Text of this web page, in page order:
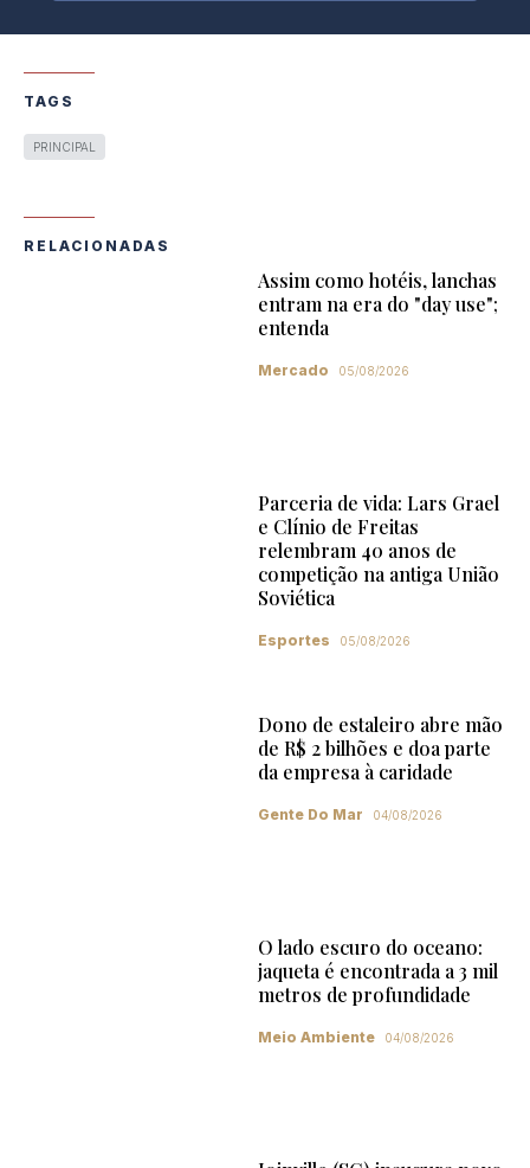
TAGS
PRINCIPAL
RELACIONADAS
Assim como hotéis, lanchas
entram na era do "day use";
entenda
Mercado 05/08/2026
Parceria de vida: Lars Grael
e Clínio de Freitas
relembram 40 anos de
competição na antiga União
Soviética
Esportes 05/08/2026
Dono de estaleiro abre mão
de R$ 2 bilhões e doa parte
da empresa à caridade
Gente Do Mar 04/08/2026
O lado escuro do oceano:
jaqueta é encontrada a 3 mil
metros de profundidade
Meio Ambiente 04/08/2026